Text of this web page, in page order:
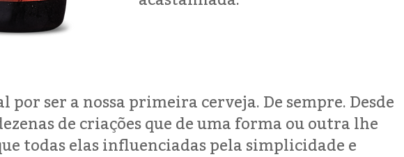
por ser a nossa primeira cerveja. De sempre. Desde
de criações que de uma forma ou outra lhe
todas elas influenciadas pela simplicidade e